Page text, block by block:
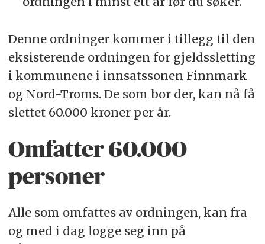
Denne ordninger kommer i tillegg til den
eksisterende ordningen for gjeldssletting
i kommunene i innsatssonen Finnmark
og Nord-Troms. De som bor der, kan nå få
slettet 60.000 kroner per år.
Omfatter 60.000
personer
Alle som omfattes av ordningen, kan fra
og med i dag logge seg inn på